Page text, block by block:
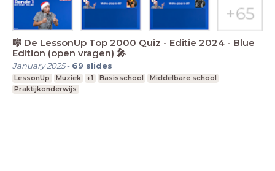
🎼 De LessonUp Top 2000 Quiz - Editie 2024 - Blue
Edition (open vragen) 🎤
January 2025- 69 slides
LessonUp Muziek +1 Basisschool
Middelbare school
Praktijkonderwijs